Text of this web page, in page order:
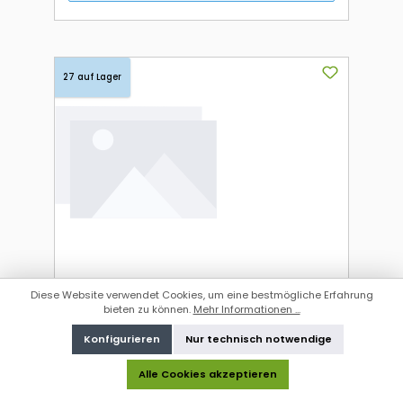
27 auf Lager
Kaspersky Small Office Security (1
Server + 10 Device + 10 Mobile - 2
Jahre) EU ESD
Art.-Nr.: 908412
Herst.-Art.-Nr.:KL4541XDKDS
Diese Website verwendet Cookies, um eine bestmögliche Erfahrung
bieten zu können. Mehr Informationen ...
Nur technisch notwendige
Konfigurieren
Alle Cookies akzeptieren